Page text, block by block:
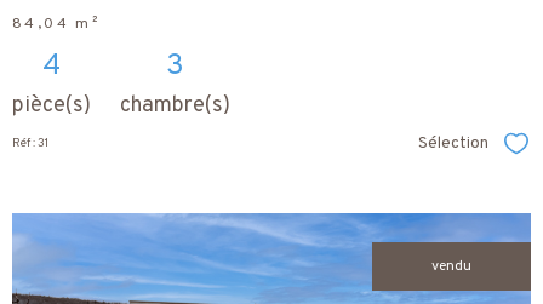
84,04 m²
4
pièce(s)
3
chambre(s)
Réf : 31 Sélection
vendu